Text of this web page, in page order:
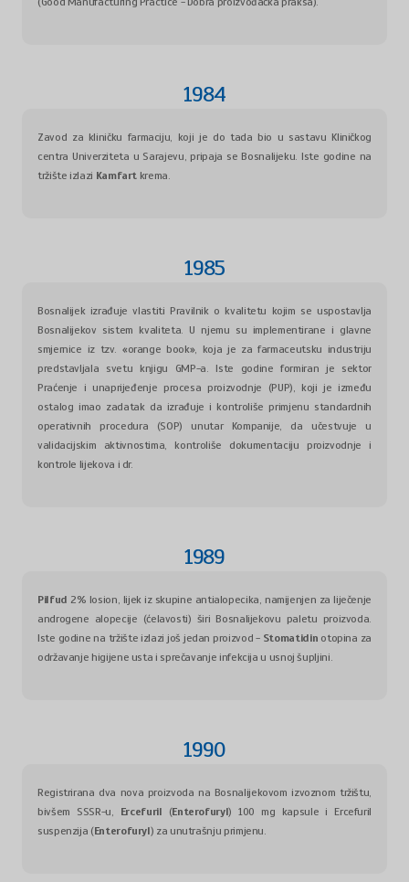
1984
Zavod za kliničku farmaciju, koji je do tada bio u sastavu Kliničkog
centra Univerziteta u Sarajevu, pripaja se Bosnalijeku. Iste godine na
tržište izlazi Kamfart krema.
1985
Bosnalijek izrađuje vlastiti Pravilnik o kvalitetu kojim se uspostavlja
Bosnalijekov sistem kvaliteta. U njemu su implementirane i glavne
smjernice iz tzv. «orange book», koja je za farmaceutsku industriju
predstavljala svetu knjigu GMP-a. Iste godine formiran je sektor
Praćenje i unaprijeđenje procesa proizvodnje (PUP), koji je između
ostalog imao zadatak da izrađuje i kontroliše primjenu standardnih
operativnih procedura (SOP) unutar Kompanije, da učestvuje u
validacijskim aktivnostima, kontroliše dokumentaciju proizvodnje i
kontrole lijekova i dr.
1989
Pilfud 2% losion, lijek iz skupine antialopecika, namijenjen za liječenje
androgene alopecije (ćelavosti) širi Bosnalijekovu paletu proizvoda.
Iste godine na tržište izlazi još jedan proizvod - Stomatidin otopina za
održavanje higijene usta i sprečavanje infekcija u usnoj šupljini.
1990
Registrirana dva nova proizvoda na Bosnalijekovom izvoznom tržištu,
bivšem SSSR-u, Ercefuril (Enterofuryl) 100 mg kapsule i Ercefuril
suspenzija (Enterofuryl) za unutrašnju primjenu.